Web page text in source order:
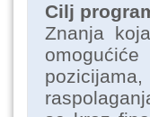
Cilj
Znanja